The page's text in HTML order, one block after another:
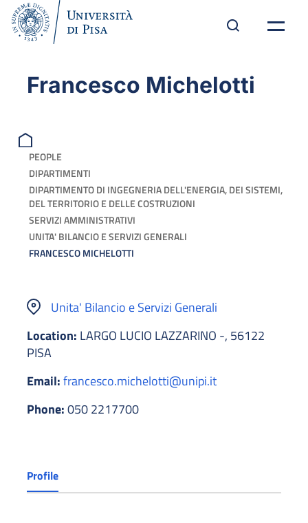
Francesco Michelotti
PEOPLE
DIPARTIMENTI
DIPARTIMENTO DI INGEGNERIA DELL'ENERGIA, DEI SISTEMI,
DEL TERRITORIO E DELLE COSTRUZIONI
SERVIZI AMMINISTRATIVI
UNITA' BILANCIO E SERVIZI GENERALI
FRANCESCO MICHELOTTI
Unita' Bilancio e Servizi Generali
Location: LARGO LUCIO LAZZARINO -, 56122
PISA
Email:francesco.michelotti@unipi.it
Phone:050 2217700
Profile